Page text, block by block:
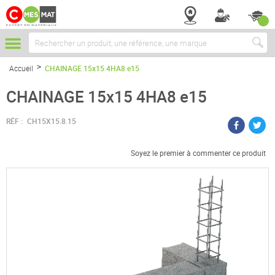
Chercher
Accueil CHAINAGE 15x15 4HA8 e15
CHAINAGE 15x15 4HA8 e15
RÉF : CH15X15.8.15
Soyez le premier à commenter ce produit
Passer